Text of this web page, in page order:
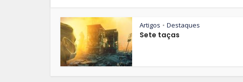
Artigos • Destaques
Sete taças